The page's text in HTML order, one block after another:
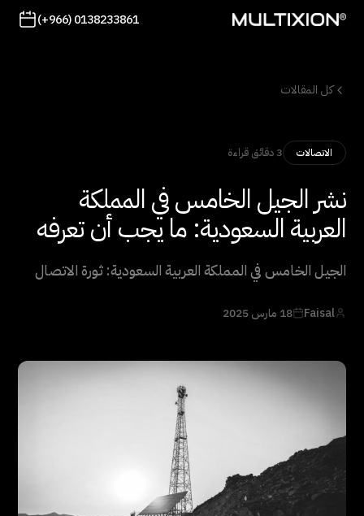
(+966) 0138233861
كل المقالات
الاتصالات 3 دقائق قراءة
نشر الجيل الخامس في المملكة
العربية السعودية: ما يجب أن تعرفه
الجيل الخامس في المملكة العربية السعودية: ثورة الاتصال
Faisal 18 مارس 2025